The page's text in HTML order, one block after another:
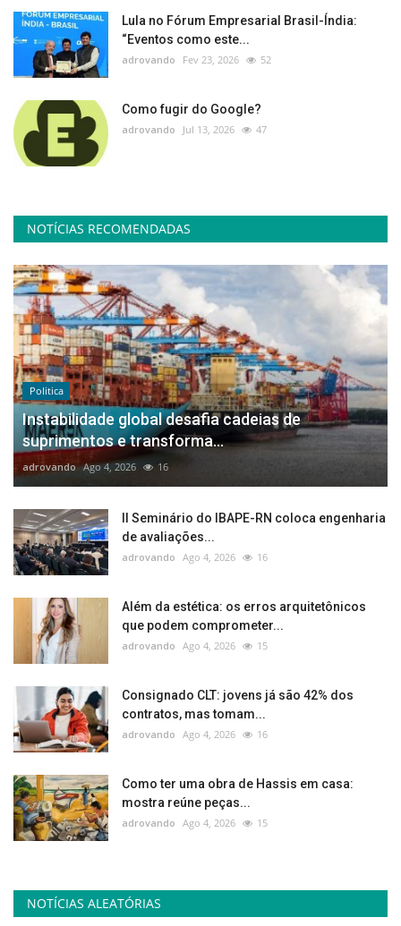
Lula no Fórum Empresarial Brasil-Índia:
“Eventos como este...
adrovando Fev 23, 2026 52
Como fugir do Google?
adrovando Jul 13, 2026 47
NOTÍCIAS RECOMENDADAS
Politica
Instabilidade global desafia cadeias de
suprimentos e transforma...
adrovando Ago 4, 2026 16
II Seminário do IBAPE-RN coloca engenharia
de avaliações...
adrovando Ago 4, 2026 16
Além da estética: os erros arquitetônicos
que podem comprometer...
adrovando Ago 4, 2026 15
Consignado CLT: jovens já são 42% dos
contratos, mas tomam...
adrovando Ago 4, 2026 16
Como ter uma obra de Hassis em casa:
mostra reúne peças...
adrovando Ago 4, 2026 15
NOTÍCIAS ALEATÓRIAS